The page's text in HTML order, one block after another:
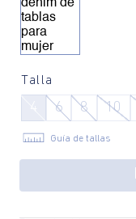
Talla
6 8 10
Guía de tallas